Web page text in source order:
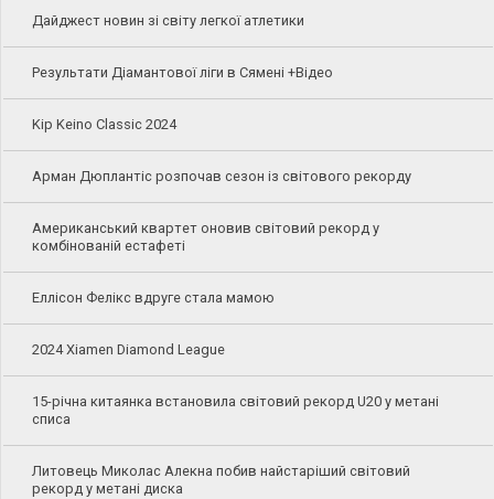
Дайджест новин зі світу легкої атлетики
Результати Діамантової ліги в Сямені +Відео
Kip Keino Classic 2024
Арман Дюплантіс розпочав сезон із світового рекорду
Американський квартет оновив світовий рекорд у
комбінованій естафеті
Еллісон Фелікс вдруге стала мамою
2024 Xiamen Diamond League
15-річна китаянка встановила світовий рекорд U20 у метані
списа
Литовець Миколас Алекна побив найстаріший світовий
рекорд у метані диска